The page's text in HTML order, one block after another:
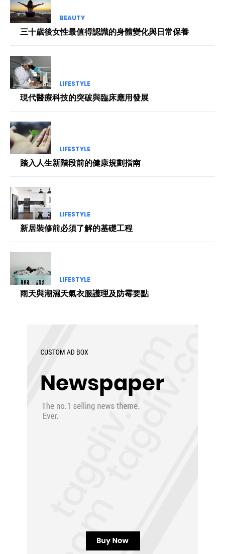
BEAUTY
三十歲後女性最值得認識的身體變化與日常保養
LIFESTYLE
現代醫療科技的突破與臨床應用發展
LIFESTYLE
踏入人生新階段前的健康規劃指南
LIFESTYLE
新居裝修前必須了解的基礎工程
LIFESTYLE
雨天與潮濕天氣衣服護理及防霉要點